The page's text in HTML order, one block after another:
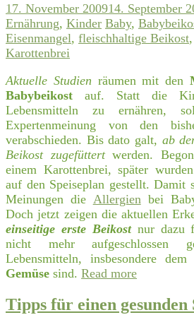
17. November 200914. September
Ernährung, Kinder Baby,
Eisenmangel, fleischhaltige Beikost,
Karottenbrei
Aktuelle Studien räumen mit den
Babybeikost auf. Statt die
Lebensmitteln zu ernähren,
Expertenmeinung von den
verabschieden. Bis dato galt, ab
Beikost zugefüttertwerden.
einem Karottenbrei, später
auf den Speiseplan gestellt. Damit
Meinungen die Allergien bei
Doch jetzt zeigen die aktuellen
einseitige erste Beikostnur dazu
nicht mehr aufgeschlossen
Lebensmitteln, insbesondere dem
Gemüse sind. Read more
Tipps für einen gesunden